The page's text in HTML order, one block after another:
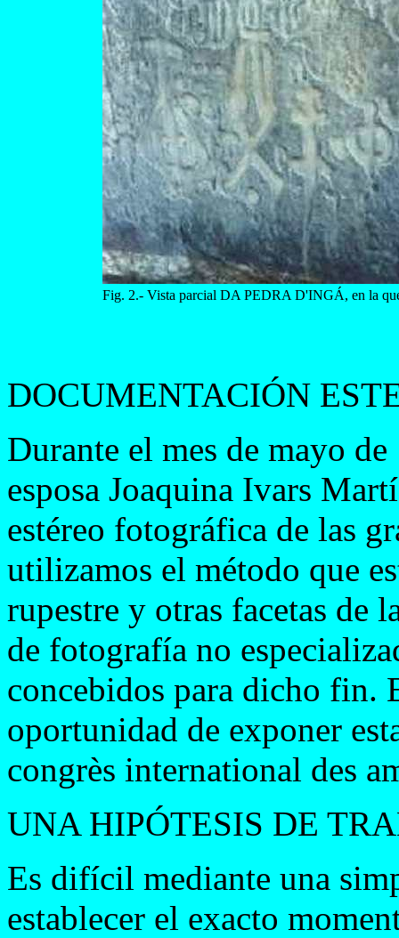
Fig. 2.- Vista parcial DA PEDRA D'INGÁ, en la
DOCUMENTACIÓN
Durante el mes de mayo
esposa Joaquina Ivars
estéreo fotográfica de las
utilizamos el método que
rupestre y otras facetas de
de fotografía no
concebidos para dicho fin.
oportunidad de exponer
congrès international des
UNA HIPÓTESIS DE
Es difícil mediante una
establecer el exacto